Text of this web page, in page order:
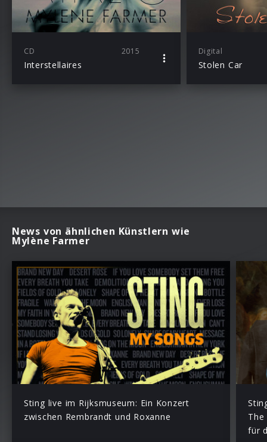
CD 2015
Interstellaires
Digital
Stolen Car
News von ähnlichen Künstlern wie
Mylène Farmer
Sting live im Rijksmuseum: Ein Konzert
zwischen Rembrandt und Roxanne
The
für